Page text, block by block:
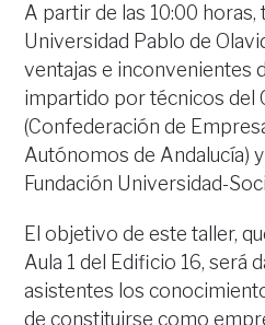
A partir de las 10:00 horas,
Universidad Pablo de
ventajas e inconvenientes
impartido por técnicos del
(Confederación de
Autónomos de Andalucía)
Fundación Universidad-
El objetivo de este taller,
Aula 1 del Edificio 16, será
asistentes los
de constituirse como